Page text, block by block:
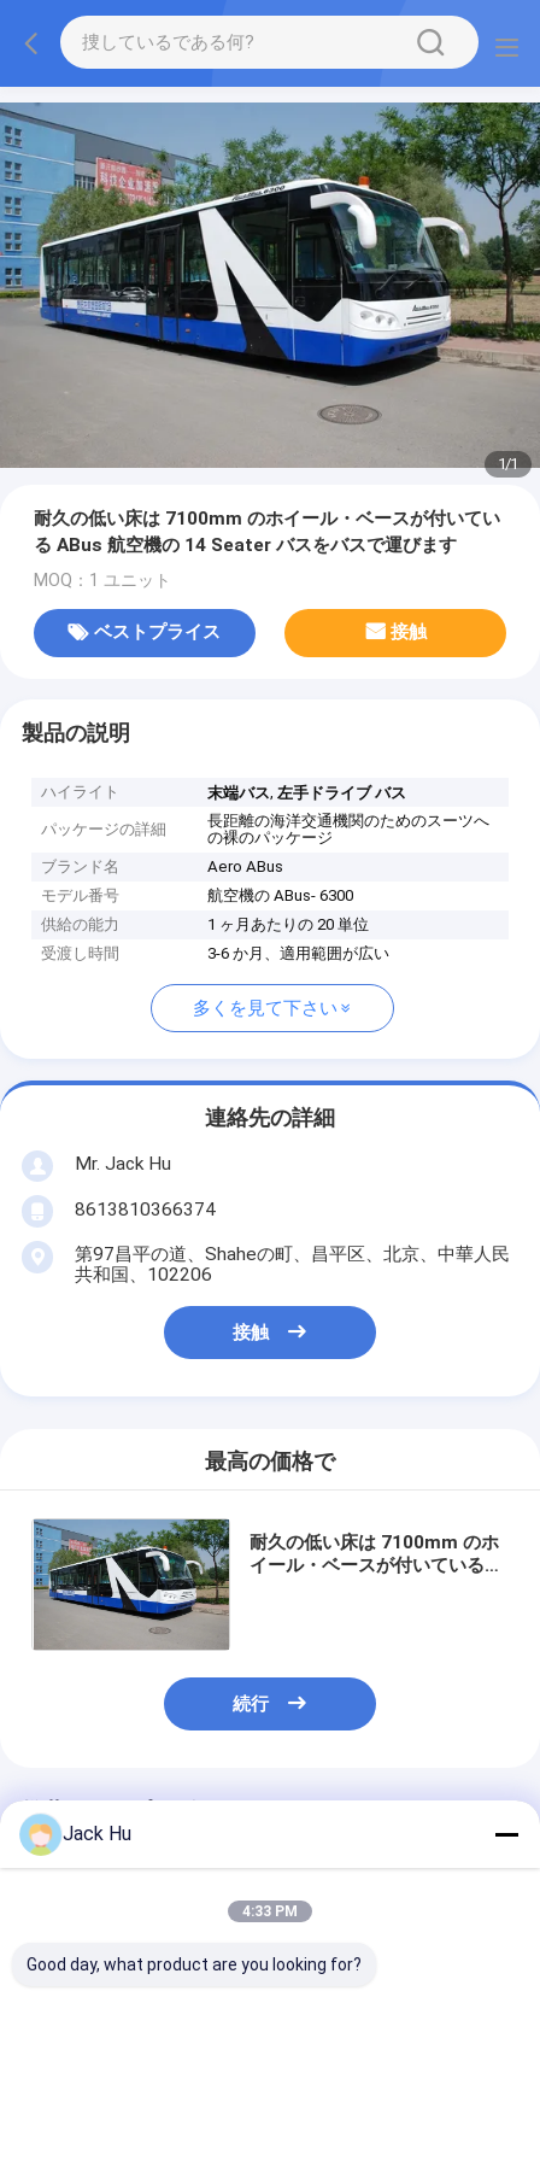
1/1
耐久の低い床は 7100mm のホイール・ベースが付いてい
る ABus 航空機の 14 Seater バスをバスで運びます
MOQ：1 ユニット
ベストプライス 接触
製品の説明
ハイライト 末端バス,左手ドライブ バス
パッケージの詳細
長距離の海洋交通機関のためのスーツへ
の裸のパッケージ
ブランド名
Aero ABus
モデル番号
航空機の ABus- 6300
供給の能力
1 ヶ月あたりの 20 単位
受渡し時間
3-6 か月、適用範囲が広い
多くを見て下さい
連絡先の詳細
Mr. Jack Hu
8613810366374
第97昌平の道、Shaheの町、昌平区、北京、中華人民
共和国、102206
接触
最高の価格で
耐久の低い床は 7100mm のホ
イール・ベースが付いている
続行
推薦されたプロダクト
Jack Hu
4:33 PM
Good day, what product are you looking for?